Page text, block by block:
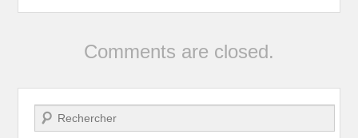
Comments are closed.
Search